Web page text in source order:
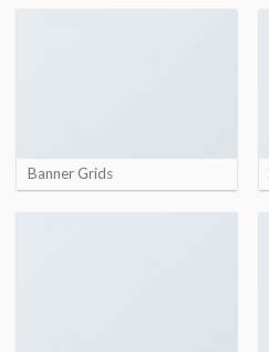
Banner Grids